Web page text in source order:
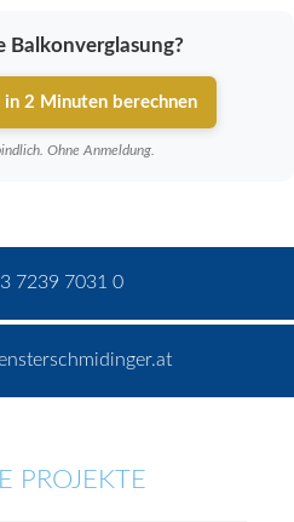
Balkonverglasung?
2 Minuten berechnen
Ohne Anmeldung.
7239 7031 0
PROJEKTE